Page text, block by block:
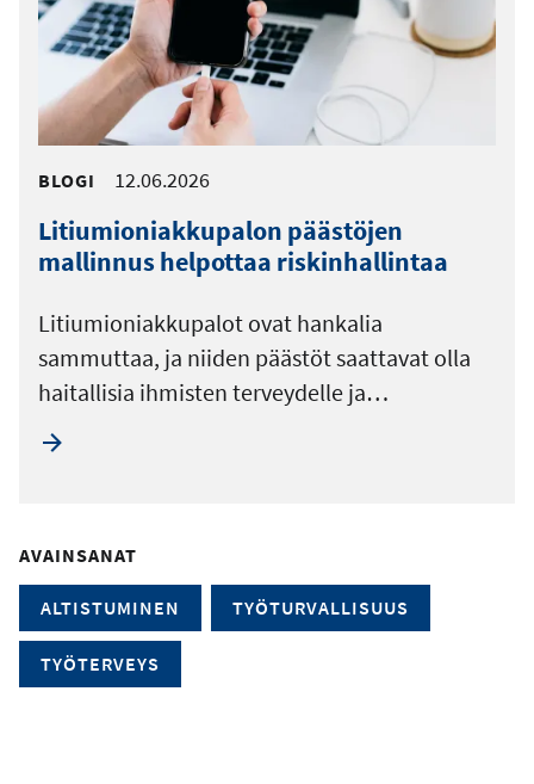
BLOGI 12.06.2026
Litiumioniakkupalon päästöjen
mallinnus helpottaa riskinhallintaa
Litiumioniakkupalot ovat hankalia
sammuttaa, ja niiden päästöt saattavat olla
haitallisia ihmisten terveydelle ja…
AVAINSANAT
ALTISTUMINEN TYÖTURVALLISUUS
TYÖTERVEYS